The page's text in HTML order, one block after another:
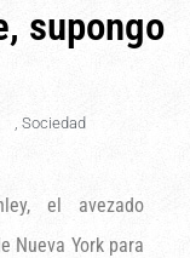
supongo
Sociedad
el avezado
Nueva York para